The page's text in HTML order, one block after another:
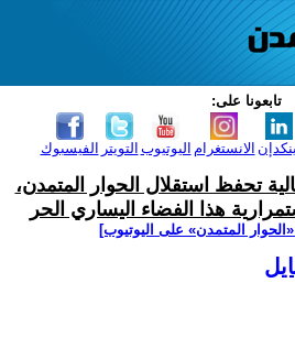
تابعونا على:
الفيسبوك التويتر اليوتيوب الانستغرام
تحفظ استقلال الحوار المتمدن،
هذا الفضاء اليساري الحر
المتمدن» على اليوتيوب]